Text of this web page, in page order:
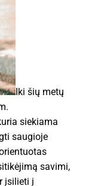
Iki šių metų
siekiama
saugioje
savimi,
įsilieti į